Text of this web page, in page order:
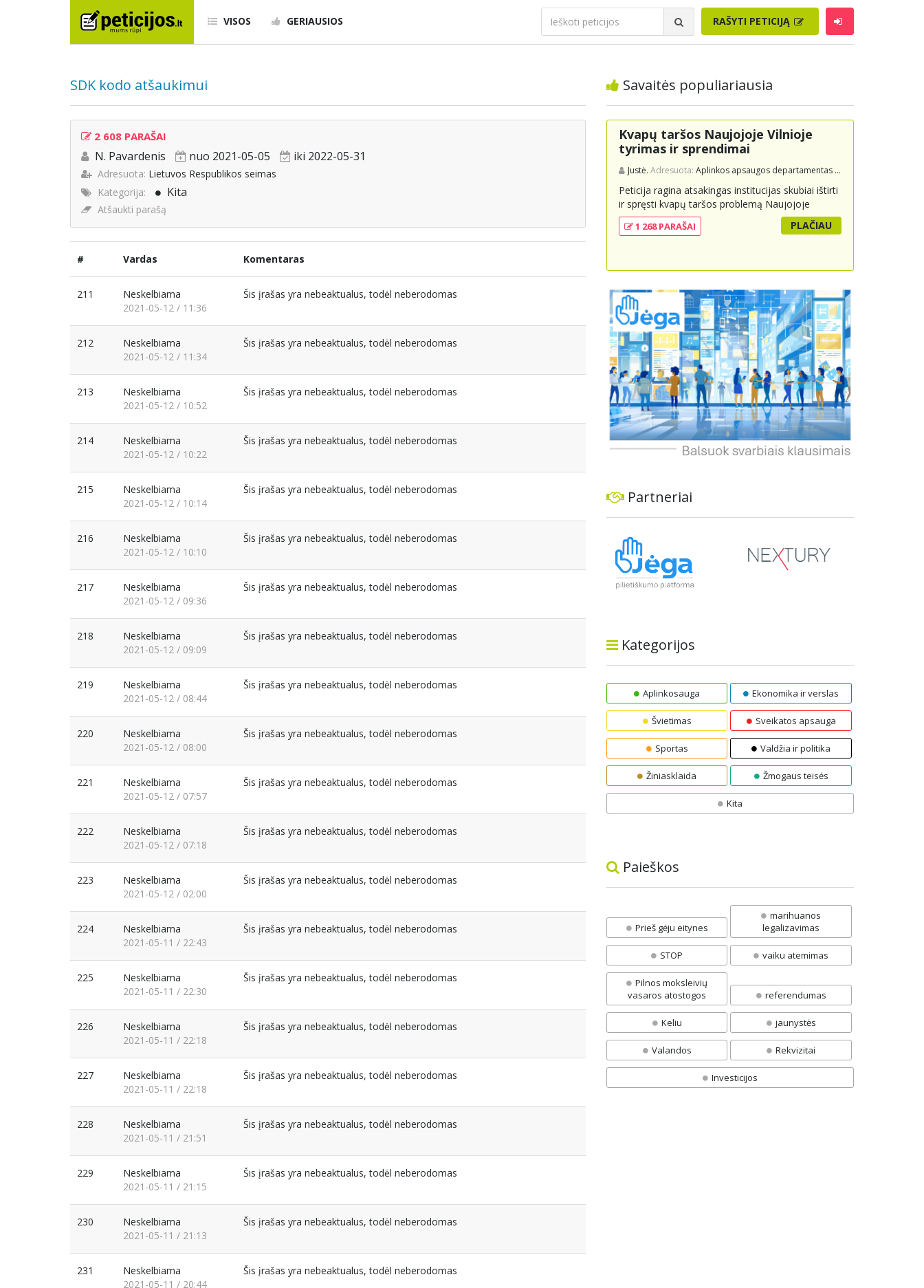
VISOS GERIAUSIOS RAŠYTI PETICIJĄ
SDK kodo atšaukimui
2 608 PARAŠAI
N. Pavardenis nuo 2021-05-05 iki 2022-05-31
Adresuota: Lietuvos Respublikos seimas
Kategorija:
Kita
Atšaukti parašą
# Vardas Komentaras
211
Neskelbiama
2021-05-12 / 11:36
Šis įrašas yra nebeaktualus, todėl neberodomas
212
Neskelbiama
2021-05-12 / 11:34
Šis įrašas yra nebeaktualus, todėl neberodomas
213
Neskelbiama
2021-05-12 / 10:52
Šis įrašas yra nebeaktualus, todėl neberodomas
214
Neskelbiama
2021-05-12 / 10:22
Šis įrašas yra nebeaktualus, todėl neberodomas
215
Neskelbiama
2021-05-12 / 10:14
Šis įrašas yra nebeaktualus, todėl neberodomas
216
Neskelbiama
2021-05-12 / 10:10
Šis įrašas yra nebeaktualus, todėl neberodomas
217
Neskelbiama
2021-05-12 / 09:36
Šis įrašas yra nebeaktualus, todėl neberodomas
218
Neskelbiama
2021-05-12 / 09:09
Šis įrašas yra nebeaktualus, todėl neberodomas
219
Neskelbiama
2021-05-12 / 08:44
Šis įrašas yra nebeaktualus, todėl neberodomas
220
Neskelbiama
2021-05-12 / 08:00
Šis įrašas yra nebeaktualus, todėl neberodomas
221
Neskelbiama
2021-05-12 / 07:57
Šis įrašas yra nebeaktualus, todėl neberodomas
222
Neskelbiama
2021-05-12 / 07:18
Šis įrašas yra nebeaktualus, todėl neberodomas
223
Neskelbiama
2021-05-12 / 02:00
Šis įrašas yra nebeaktualus, todėl neberodomas
224
Neskelbiama
2021-05-11 / 22:43
Šis įrašas yra nebeaktualus, todėl neberodomas
225
Neskelbiama
2021-05-11 / 22:30
Šis įrašas yra nebeaktualus, todėl neberodomas
226
Neskelbiama
2021-05-11 / 22:18
Šis įrašas yra nebeaktualus, todėl neberodomas
227
Neskelbiama
2021-05-11 / 22:18
Šis įrašas yra nebeaktualus, todėl neberodomas
228
Neskelbiama
2021-05-11 / 21:51
Šis įrašas yra nebeaktualus, todėl neberodomas
229
Neskelbiama
2021-05-11 / 21:15
Šis įrašas yra nebeaktualus, todėl neberodomas
230
Neskelbiama
2021-05-11 / 21:13
Šis įrašas yra nebeaktualus, todėl neberodomas
231
Neskelbiama
2021-05-11 / 20:44
Šis įrašas yra nebeaktualus, todėl neberodomas
Savaitės populiariausia
Kvapų taršos Naujojoje Vilnioje
tyrimas ir sprendimai
Justė. Adresuota: Aplinkos apsaugos departamentas prie Aplinkos ministerijos
Peticija ragina atsakingas institucijas skubiai ištirti
ir spręsti kvapų taršos problemą Naujojoje
Vilnioje, kuri kyla dėl buitinių atliekų sąvartyno
Pramonės g. 141. Gyventojai skundžiasi nuolatiniu
išsamius tyrimus, įdiegti nuolatinius kontrolės
mechanizmus ir imtis veiksmingų priemonių
problemai spręsti, taip pat užtikrinti visuomenės
informavimą apie priimtus sprendimus ir
planuojamus veiksmus.
1 268 PARAŠAI PLAČIAU
Partneriai
Kategorijos
Aplinkosauga Ekonomika ir verslas
Švietimas Sveikatos apsauga
Sportas Valdžia ir politika
Žiniasklaida Žmogaus teisės
Kita
Paieškos
Prieš gėju eitynes
marihuanos
legalizavimas
STOP vaiku atemimas
Pilnos moksleivių
vasaros atostogos
referendumas
Keliu jaunystės
Valandos Rekvizitai
Investicijos